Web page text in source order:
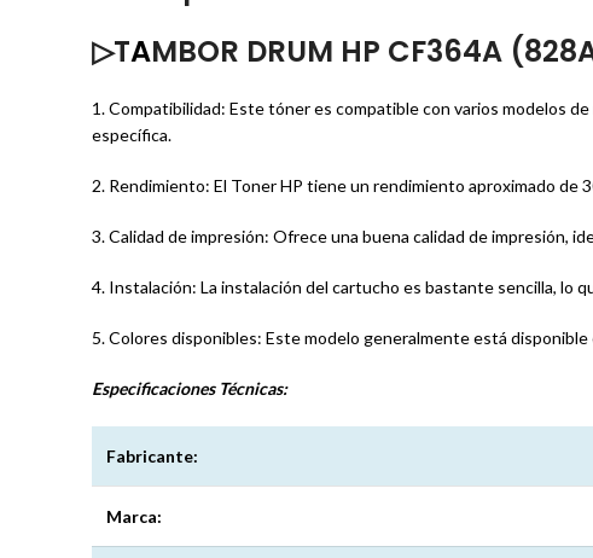
▷TAMBOR DRUM HP CF364A
1. Compatibilidad: Este tóner es compatible con varios modelos
específica.
2. Rendimiento: El Toner HP tiene un rendimiento aproximado de
3. Calidad de impresión: Ofrece una buena calidad de impresión,
4. Instalación: La instalación del cartucho es bastante sencilla, lo
5. Colores disponibles: Este modelo generalmente está
Especificaciones Técnicas:
Fabricante:
Marca: